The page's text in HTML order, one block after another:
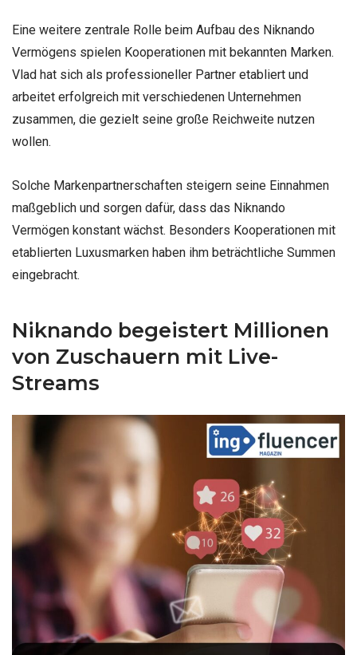
Eine weitere zentrale Rolle beim Aufbau des Niknando
Vermögens spielen Kooperationen mit bekannten Marken.
Vlad hat sich als professioneller Partner etabliert und
arbeitet erfolgreich mit verschiedenen Unternehmen
zusammen, die gezielt seine große Reichweite nutzen
wollen.
Solche Markenpartnerschaften steigern seine Einnahmen
maßgeblich und sorgen dafür, dass das Niknando
Vermögen konstant wächst. Besonders Kooperationen mit
etablierten Luxusmarken haben ihm beträchtliche Summen
eingebracht.
Niknando begeistert Millionen
von Zuschauern mit Live-
Streams